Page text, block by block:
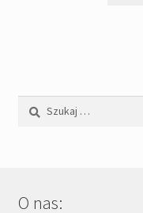
Szukaj:
O nas: